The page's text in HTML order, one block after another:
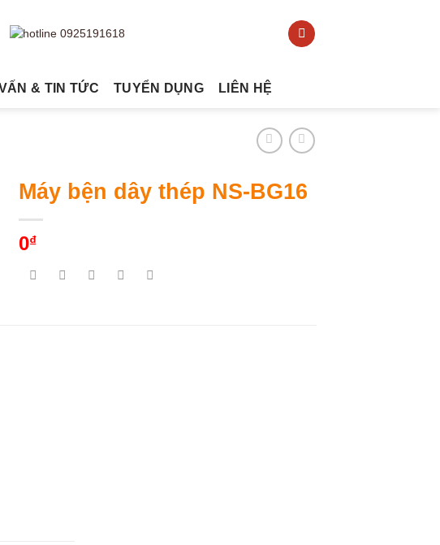
& TIN TỨC TUYỂN DỤNG LIÊN HỆ
Máy bện dây thép NS-BG16
0₫